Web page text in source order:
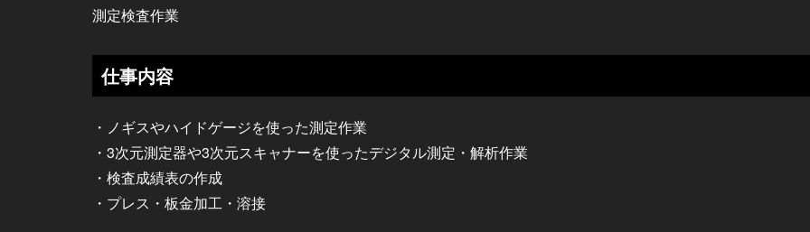
測定検査作業
仕事内容
・ノギスやハイドゲージを使った測定作業
・3次元測定器や3次元スキャナーを使ったデジタル測定・解析作業
・検査成績表の作成
・プレス・板金加工・溶接